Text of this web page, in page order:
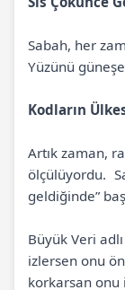
Sabah, her
Yüzünü
Kodların
Artık zaman,
ölçülüyordu.
geldiğinde”
Büyük Veri
izlersen onu
korkarsan onu